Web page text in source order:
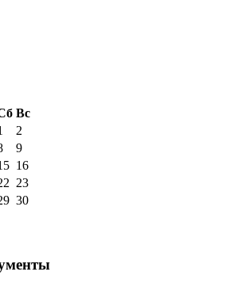
Вс
2
9
16
23
30